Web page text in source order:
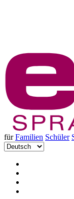
für Familien Schüler